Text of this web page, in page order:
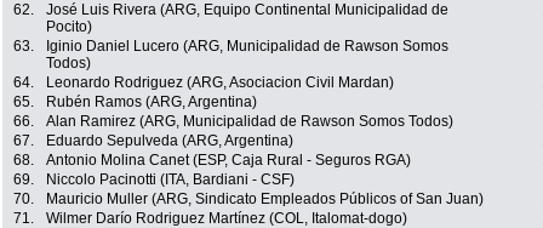
62.
José Luis Rivera (ARG, Equipo Continental Municipalidad de
Pocito)
63.
Iginio Daniel Lucero (ARG, Municipalidad de Rawson Somos
Todos)
64. Leonardo Rodriguez (ARG, Asociacion Civil Mardan)
65.
Rubén Ramos (ARG, Argentina)
66.
Alan Ramirez (ARG, Municipalidad de Rawson Somos Todos)
67.
Eduardo Sepulveda (ARG, Argentina)
68.
Antonio Molina Canet (ESP, Caja Rural - Seguros RGA)
69.
Niccolo Pacinotti (ITA, Bardiani - CSF)
70.
Mauricio Muller (ARG, Sindicato Empleados Públicos of San Juan)
71.
Wilmer Darío Rodriguez Martínez (COL, Italomat-dogo)